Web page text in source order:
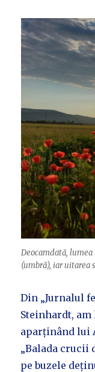
Deocamdată,
(umbră), iar uitarea
Din „Jurnalul
Steinhardt, am
aparținând lui
„Balada crucii
pe buzele